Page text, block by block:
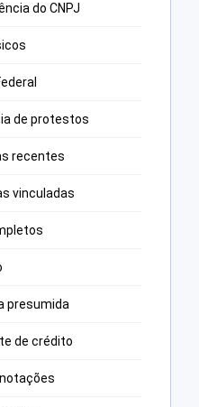
do CNPJ
de protestos
recentes
vinculadas
presumida
de crédito